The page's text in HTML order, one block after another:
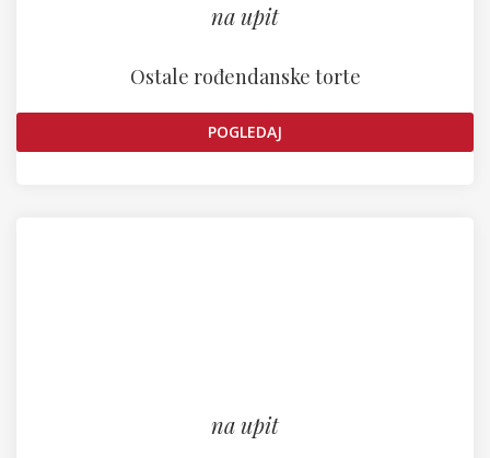
na upit
Ostale rođendanske torte
POGLEDAJ
na upit